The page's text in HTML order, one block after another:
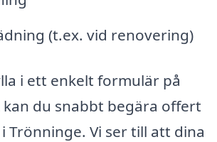
(t.ex. vid renovering)
i ett enkelt formulär på
du snabbt begära offert
Trönninge. Vi ser till att dina